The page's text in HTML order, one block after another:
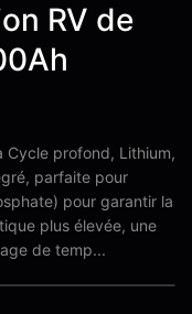
RV de
Cycle profond, Lithium,
parfaite pour
pour garantir la
plus élevée, une
de temp...